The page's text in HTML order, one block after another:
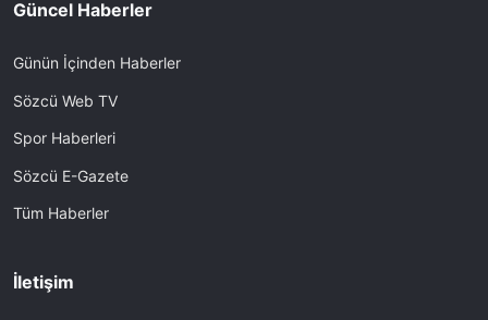
Güncel Haberler
Günün İçinden Haberler
Sözcü Web TV
Spor Haberleri
Sözcü E-Gazete
Tüm Haberler
İletişim